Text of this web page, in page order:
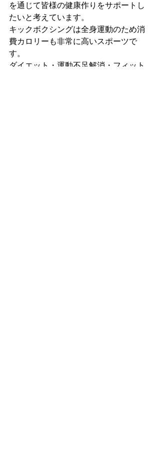
を通じて皆様の健康作りをサポートし
たいと考えています。
キックボクシングは全身運動のため消
費カロリーも非常に高いスポーツで
す。
ダイエット・運動不足解消・フィット